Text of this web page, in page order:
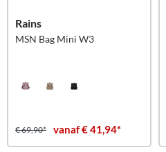
Rains
MSN Bag Mini W3
€ 69,90* vanaf € 41,94*